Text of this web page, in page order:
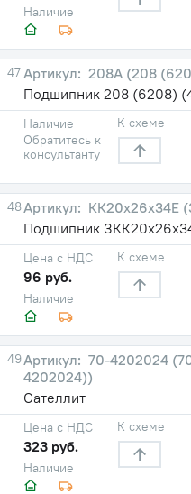
Наличие
47
208А (208
Подшипник 208 (6208)
Наличие
Обратитесь к
консультанту
К схеме
48
КК20х26х34Е
Подшипник
Наличие
Цена с НДС
96 руб.
К схеме
49
70-4202024
4202024))
Сателлит
Наличие
Цена с НДС
323 руб.
К схеме